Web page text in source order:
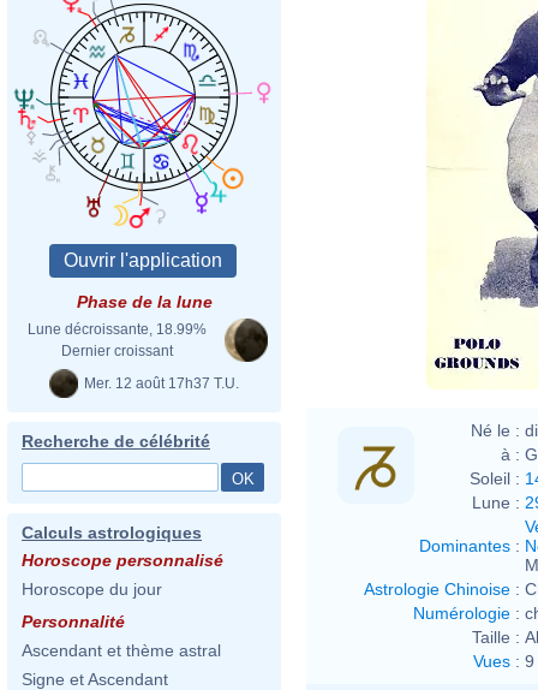
Phase de la lune
Lune décroissante, 18.99%
Dernier croissant
Mer. 12 août 17h37 T.U.
Recherche de célébrité
Calculs astrologiques
Horoscope personnalisé
Horoscope du jour
Personnalité
Ascendant et thème astral
Signe et Ascendant
Né le :
à :
Soleil :
Lune :
Dominantes :
Astrologie Chinoise :
Numérologie :
Taille :
Vues : 9